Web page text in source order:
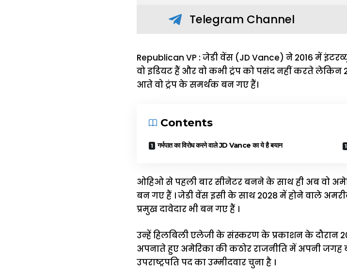
Telegram Channel
Republican VP : जेडी वेंस (JD Vance) ने 2016 में
वो इडियट हैं और वो कभी ट्रंप को पसंद नहीं करते
आते वो ट्रंप के समर्थक बन गए हैं।
Contents
गर्भपात का विरोध करने वाले JD Vance का ये है बयान
ओहिओ से पहली बार सीनेटर बनने के साथ ही अब वो
बन गए हैं । जेडी वेंस इसी के साथ 2028 में होने वाले
प्रमुख दावेदार भी बन गए हैं ।
उन्हें हिलबिली एलेजी के संस्करण के प्रकाशन के दौरान
अपनाते हुए अमेरिका की कठोर राजनीति में अपनी जगह
उपराष्ट्रपति पद का उम्मीदवार चुना है ।